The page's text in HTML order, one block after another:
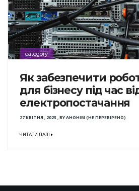
category
Як забезпечити
для бізнесу під час
електропостачання
27 КВІТНЯ , 2023 ,BYАНОНІМ (НЕ ПЕРЕВІРЕНО)
ЧИТАТИ ДАЛІ